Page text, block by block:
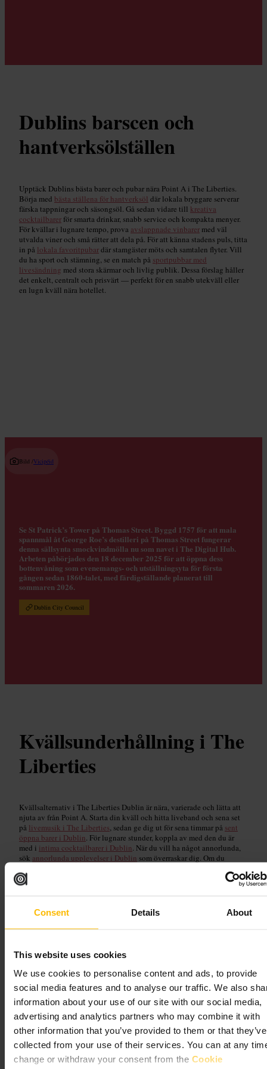
Consent Details About
This website uses cookies
We use cookies to personalise content and ads, to provide
social media features and to analyse our traffic. We also
information about your use of our site with our social media,
advertising and analytics partners who may combine it with
other information that you’ve provided to them or that they’ve
collected from your use of their services. You can at any
change or withdraw your consent from the Cookie
Dublins barscen och
hantverksölställen
Upptäck Dublins bästa barer och pubar nära Point A i The Liberties.
Börja med bästa ställena för hantverksöl där lokala bryggare serverar
färska tappningar och säsongsöl. Gå sedan vidare till kreativa
cocktailbarer för smarta drinkar, snabb service och kompakta menyer.
För kvällar i lugnare tempo, prova avslappnade vinbarer med väl
utvalda viner och små rätter att dela på. För att känna stadens puls, titta
in på lokala favoritpubardär stamgäster möts och samtalen flyter. Vill
du ha sport och stämning, se en match på sportpubbar med
livesändning med stora skärmar och livlig publik. Dessa förslag håller
det enkelt, centralt och prisvärt — perfekt för en snabb utekväll eller
en lugn kväll nära hotellet.
Bild /Vicipéid
Se St Patrick’s Tower på Thomas Street. Byggd 1757 för att mala
spannmål åt George Roe’s destilleri på Thomas Street fungerar
denna sällsynta smockvindmölla nu som navet i The Digital Hub.
Arbeten påbörjades den 18 december 2025 för att öppna dess
bottenvåning som evenemangs- och utställningsyta för första
gången sedan 1860-talet, med färdigställande planerat till
sommaren 2026.
Dublin City Council
Kvällsunderhållning i The
Liberties
Kvällsalternativ i The Liberties Dublin är nära, varierade och lätta att
njuta av från Point A. Starta din kväll och hitta liveband och sena set
på livemusik i The Liberties, sedan ge dig ut för sena timmar på sent
öppna barer i Dublin. För lugnare stunder, koppla av med den du är
med i intima cocktailbarer i Dublin. När du vill ha något annorlunda,
sök annorlunda upplevelser i Dublin som överraskar dig. Om du
Liberties
. Vi ligger en kort promenad från de flesta lokaler, så du kan
röra dig snabbt och hålla kvällen flexibel. Dessa tips gör det enkelt att
Spelställen för livemusik